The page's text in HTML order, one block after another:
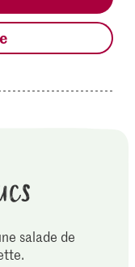
salade de